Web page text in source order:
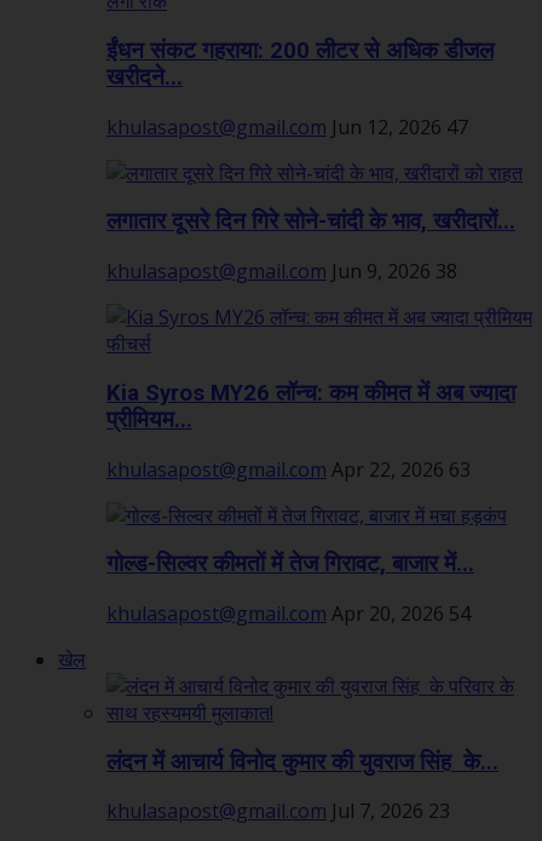
ईंधन संकट गहराया: 200 लीटर से अधिक डीजल
खरीदने...
khulasapost@gmail.com Jun 12, 2026 47
लगातार दूसरे दिन गिरे सोने-चांदी के भाव, खरीदारों...
khulasapost@gmail.com Jun 9, 2026 38
Kia Syros MY26 लॉन्च: कम कीमत में अब ज्यादा
प्रीमियम...
khulasapost@gmail.com Apr 22, 2026 63
गोल्ड-सिल्वर कीमतों में तेज गिरावट, बाजार में...
khulasapost@gmail.com Apr 20, 2026 54
खेल
लंदन में आचार्य विनोद कुमार की युवराज सिंह के...
khulasapost@gmail.com Jul 7, 2026 23